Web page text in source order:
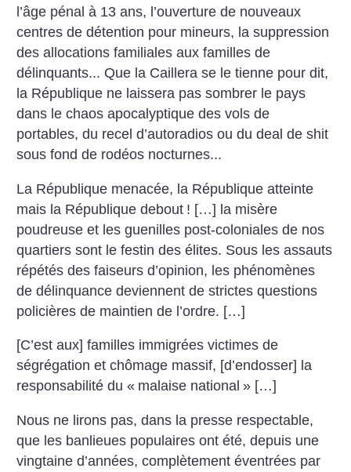
l’âge pénal à 13 ans, l’ouverture de nouveaux
centres de détention pour mineurs, la suppression
des allocations familiales aux familles de
délinquants... Que la Caillera se le tienne pour dit,
la République ne laissera pas sombrer le pays
dans le chaos apocalyptique des vols de
portables, du recel d’autoradios ou du deal de shit
sous fond de rodéos nocturnes...
La République menacée, la République atteinte
mais la République debout ! […] la misère
poudreuse et les guenilles post-coloniales de nos
quartiers sont le festin des élites. Sous les assauts
répétés des faiseurs d’opinion, les phénomènes
de délinquance deviennent de strictes questions
policières de maintien de l’ordre. […]
[C’est aux] familles immigrées victimes de
ségrégation et chômage massif, [d’endosser] la
responsabilité du « malaise national » […]
Nous ne lirons pas, dans la presse respectable,
que les banlieues populaires ont été, depuis une
vingtaine d’années, complètement éventrées par